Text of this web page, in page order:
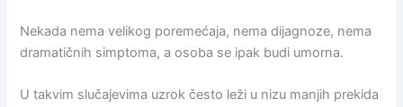
Nekada nema velikog poremećaja, nema dijagnoze, nema
dramatičnih simptoma, a osoba se ipak budi umorna.
U takvim slučajevima uzrok često leži u nizu manjih prekida